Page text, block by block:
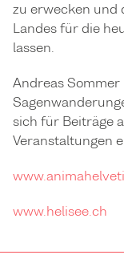
zu erwecken und
Landes für die
lassen.
Andreas
sich für Beiträge
Veranstaltungen
www.helisee.ch